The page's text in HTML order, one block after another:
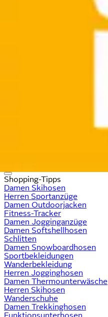
Shopping-Tipps
Damen Skihosen
Herren Sportanzüge
Damen Outdoorjacken
Fitness-Tracker
Damen Jogginganzüge
Damen Softshellhosen
Schlitten
Damen Snowboardhosen
Sportbekleidungen
Wanderbekleidung
Herren Jogginghosen
Damen Thermounterwäsche
Herren Skihosen
Wanderschuhe
Damen Trekkinghosen
Funktionsunterhosen